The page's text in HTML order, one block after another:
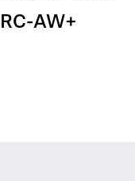
AW+